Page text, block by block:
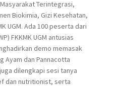
Terintegrasi,
Biokimia, Gizi Kesehatan,
UGM. Ada 100 peserta dari
FKKMK UGM antusias
demo memasak
Ayam dan Pannacotta
dilengkapi sesi tanya
dan nutritionist, serta